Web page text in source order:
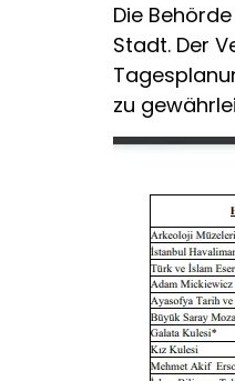
Die
Stadt. Der
zu